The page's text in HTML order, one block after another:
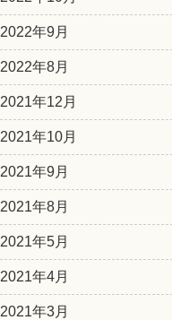
2022年9月
2022年8月
2021年12月
2021年10月
2021年9月
2021年8月
2021年5月
2021年4月
2021年3月